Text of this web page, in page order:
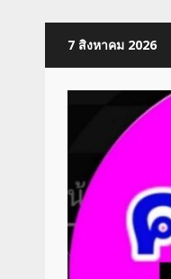
7 สิงหาคม 2026